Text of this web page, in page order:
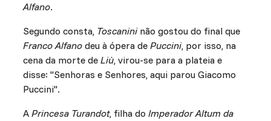
Alfano.
Segundo consta, Toscanininão gostou do final que
Franco Alfanodeu à ópera de Puccini, por isso, na
cena da morte de Liù, virou-se para a plateia e
disse: "Senhoras e Senhores, aqui parou Giacomo
Puccini".
A Princesa Turandot, filha do Imperador Altum da